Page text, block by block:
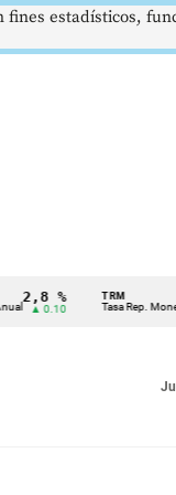
%
0.10
TRM
Tasa Rep. Moneda
estadísticos,